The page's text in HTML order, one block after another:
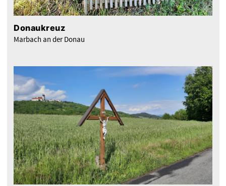
Donaukreuz
Marbach an der Donau